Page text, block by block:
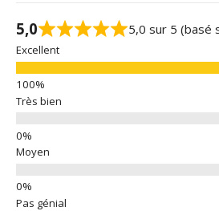
5,0 5,0 sur 5 (basé
Excellent
Très bien
Moyen
Pas génial